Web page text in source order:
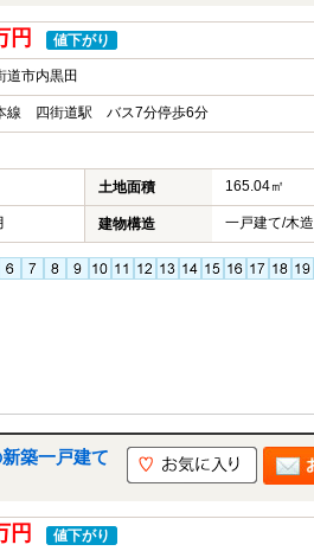
円 値下がり
道市内黒田
線 四街道駅 バス7分停歩6分
土地面積 165.04㎡
建物構造 一戸建て/木造
築一戸建て
円 値下がり